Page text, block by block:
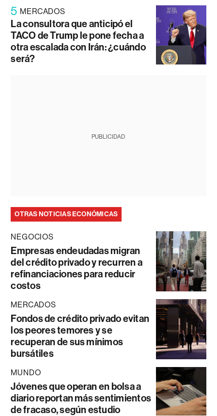
5 MERCADOS
La consultora que anticipó el
TACO de Trump le pone fecha a
otra escalada con Irán: ¿cuándo
será?
PUBLICIDAD
OTRAS NOTICIAS ECONÓMICAS
NEGOCIOS
Empresas endeudadas migran
del crédito privado y recurren a
refinanciaciones para reducir
costos
MERCADOS
Fondos de crédito privado evitan
los peores temores y se
recuperan de sus mínimos
bursátiles
MUNDO
Jóvenes que operan en bolsa a
diario reportan más sentimientos
de fracaso, según estudio